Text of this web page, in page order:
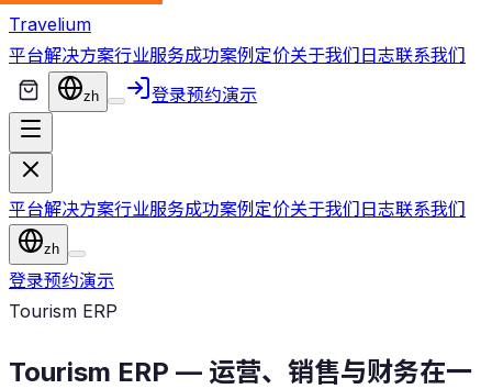
Travelium
平台解决方案行业服务成功案例 定价关于我们 日志联系我们
zh 登录预约演示
平台解决方案行业服务成功案例 定价关于我们 日志联系我们
zh
登录预约演示
Tourism ERP
Tourism ERP — 运营、销售与财务在一